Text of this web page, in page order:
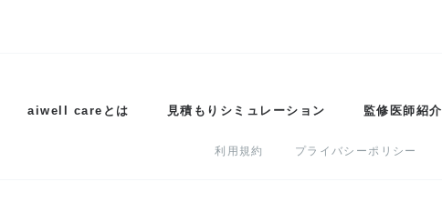
aiwell careとは 見積もりシミュレーション 監修医師紹介
利用規約 プライバシーポリシー